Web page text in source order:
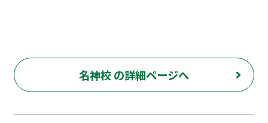
名神校 の詳細ページへ